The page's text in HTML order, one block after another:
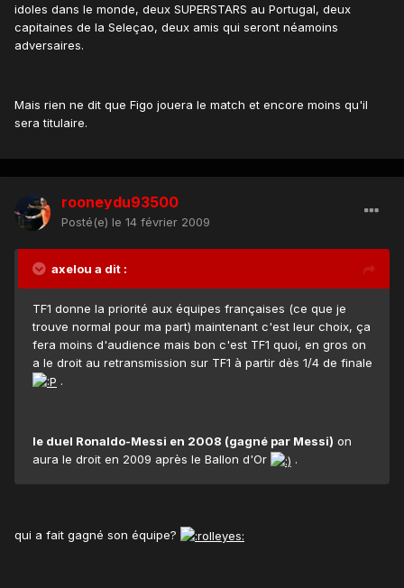
idoles dans le monde, deux SUPERSTARS au Portugal, deux
capitaines de la Seleçao, deux amis qui seront néamoins
adversaires.
Mais rien ne dit que Figo jouera le match et encore moins qu'il
sera titulaire.
rooneydu93500
Posté(e) le 14 février 2009
axelou a dit :
TF1 donne la priorité aux équipes françaises (ce que je
trouve normal pour ma part) maintenant c'est leur choix, ça
fera moins d'audience mais bon c'est TF1 quoi, en gros on
a le droit au retransmission sur TF1 à partir dès 1/4 de finale
.
le duel Ronaldo-Messi en 2008 (gagné par Messi) on
aura le droit en 2009 après le Ballon d'Or
.
qui a fait gagné son équipe?